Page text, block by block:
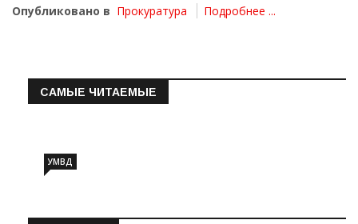
Опубликовано в Прокуратура Подробнее ...
САМЫЕ ЧИТАЕМЫЕ
УМВД